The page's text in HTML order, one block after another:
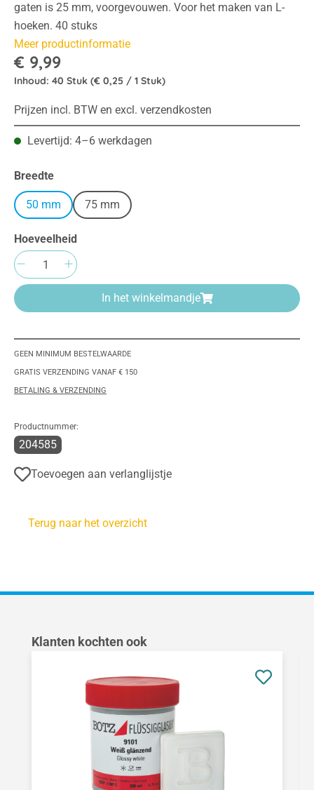
gaten is 25 mm, voorgevouwen. Voor het maken van L-
hoeken. 40 stuks
Meer productinformatie
€ 9,99
Inhoud: 40 Stuk (€ 0,25 / 1 Stuk)
Prijzen incl. BTW en excl. verzendkosten
Levertijd: 4–6 werkdagen
Selecteer
Breedte
50 mm 75 mm
Hoeveelheid
Producthoeveelheid: Voer de gewenste
In het winkelmandje
GEEN MINIMUM BESTELWAARDE
GRATIS VERZENDING VANAF € 150
BETALING & VERZENDING
Productnummer:
204585
Toevoegen aan verlanglijstje
Terug naar het overzicht
Productgalerij overslaan
Klanten kochten ook